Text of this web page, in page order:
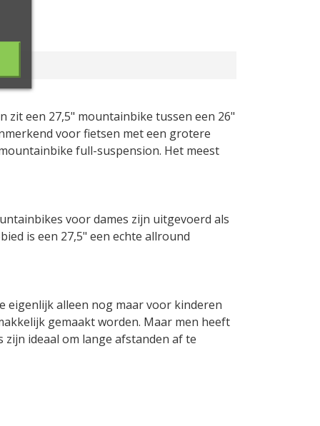
zit een 27,5" mountainbike tussen een 26"
voor fietsen met een grotere
full-suspension. Het meest
voor dames zijn uitgevoerd als
is een 27,5" een echte allround
eigenlijk alleen nog maar voor kinderen
gemaakt worden. Maar men heeft
ideaal om lange afstanden af te